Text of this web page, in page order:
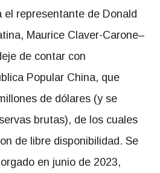
el representante de Donald
Maurice Claver-Carone–
de contar con
Popular China, que
de dólares (y se
brutas), de los cuales
de libre disponibilidad. Se
en junio de 2023,